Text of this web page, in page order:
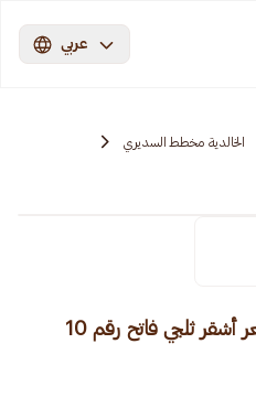
عربي
الخالدية مخطط السديري
جارنييه كولور ناتشرلز صبغة شعر أشقر ثلجي فاتح رقم 10